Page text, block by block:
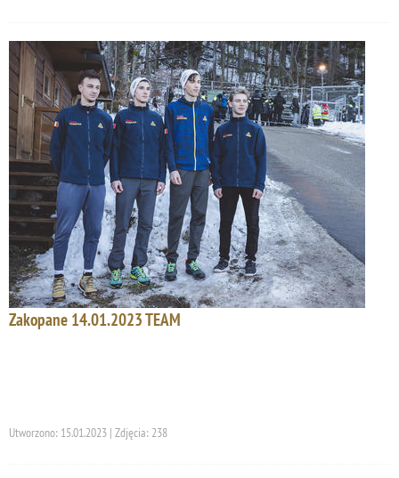
Zakopane 14.01.2023 TEAM
Utworzono: 15.01.2023 | Zdjęcia: 238